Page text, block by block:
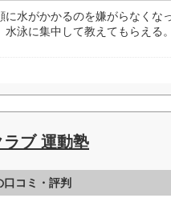
に水がかかるのを嫌がらなくな
泳に集中して教えてもらえる
ラブ 運動塾
コミ・評判